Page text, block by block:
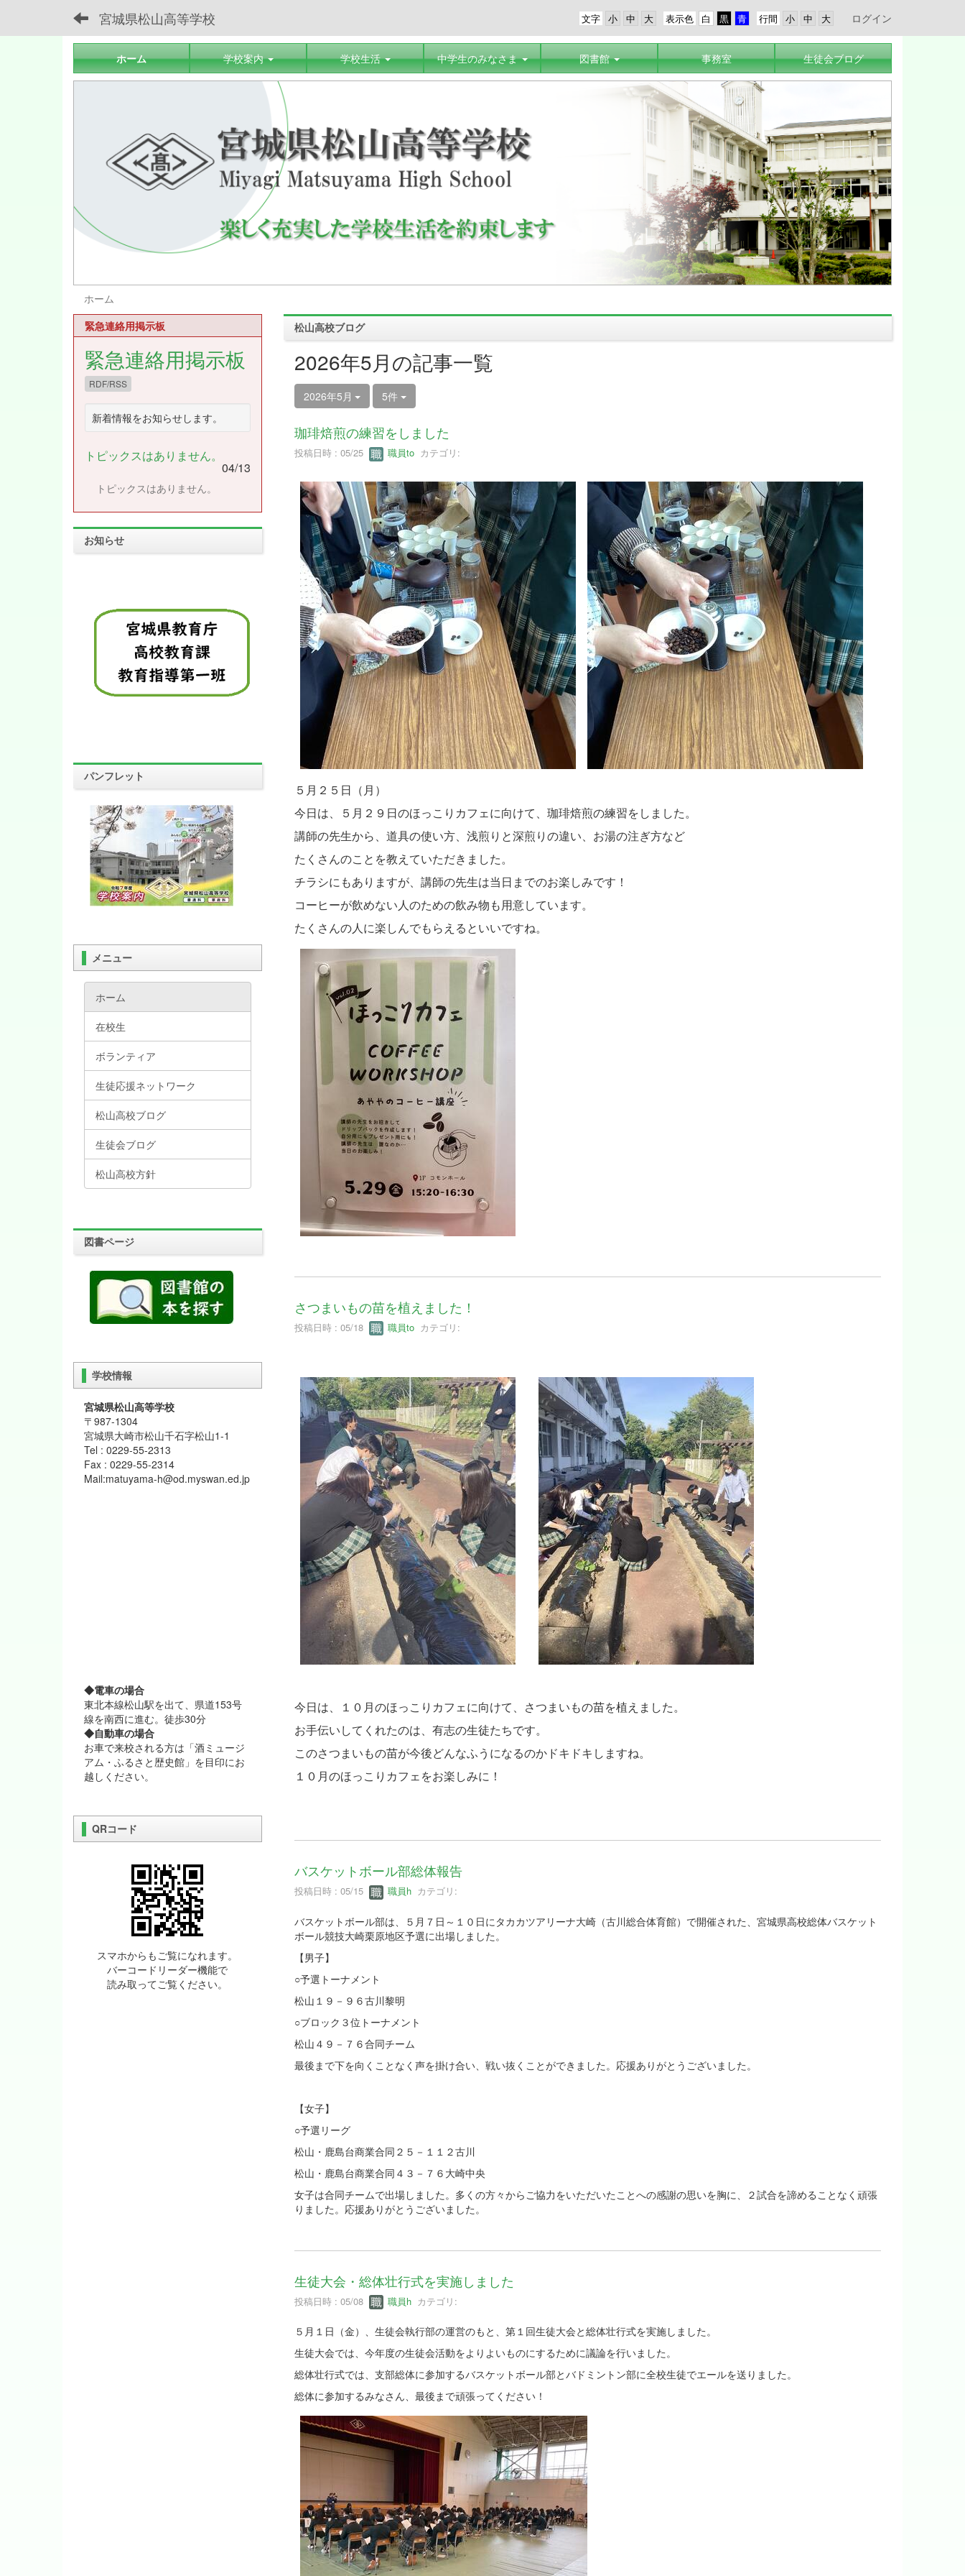
宮城県松山高等学校 行間
表示色
文字 ログイン
ホーム 学校案内 学校生活 中学生のみなさま 図書館 事務室 生徒会ブログ
ホーム
松山高校ブログ
2026年5月の記事一覧
2026年5月 5件
珈琲焙煎の練習をしました
投稿日時 : 05/25 職員toカテゴリ:
５月２５日（月）
今日は、５月２９日のほっこりカフェに向けて、珈琲焙煎の練習をしました。
講師の先生から、道具の使い方、浅煎りと深煎りの違い、お湯の注ぎ方など
たくさんのことを教えていただきました。
チラシにもありますが、講師の先生は当日までのお楽しみです！
コーヒーが飲めない人のための飲み物も用意しています。
たくさんの人に楽しんでもらえるといいですね。
さつまいもの苗を植えました！
投稿日時 : 05/18 職員toカテゴリ:
今日は、１０月のほっこりカフェに向けて、さつまいもの苗を植えました。
お手伝いしてくれたのは、有志の生徒たちです。
このさつまいもの苗が今後どんなふうになるのかドキドキしますね。
１０月のほっこりカフェをお楽しみに！
バスケットボール部総体報告
投稿日時 : 05/15 職員hカテゴリ:
バスケットボール部は、５月７日～１０日にタカカツアリーナ大崎（古川総合体育館）で開催された、宮城県高校総体バスケット
ボール競技大崎栗原地区予選に出場しました。
【男子】
○予選トーナメント
松山１９－９６古川黎明
○ブロック３位トーナメント
松山４９－７６合同チーム
最後まで下を向くことなく声を掛け合い、戦い抜くことができました。応援ありがとうございました。
【女子】
○予選リーグ
松山・鹿島台商業合同２５－１１２古川
松山・鹿島台商業合同４３－７６大崎中央
女子は合同チームで出場しました。多くの方々からご協力をいただいたことへの感謝の思いを胸に、２試合を諦めることなく頑張
りました。応援ありがとうございました。
生徒大会・総体壮行式を実施しました
投稿日時 : 05/08 職員hカテゴリ:
５月１日（金）、生徒会執行部の運営のもと、第１回生徒大会と総体壮行式を実施しました。
生徒大会では、今年度の生徒会活動をよりよいものにするために議論を行いました。
総体壮行式では、支部総体に参加するバスケットボール部とバドミントン部に全校生徒でエールを送りました。
総体に参加するみなさん、最後まで頑張ってください！
緊急連絡用掲示板
緊急連絡用掲示板
RDF/RSS
新着情報をお知らせします。
トピックスはありません。
04/13
トピックスはありません。
お知らせ
パンフレット
メニュー
ホーム
在校生
ボランティア
生徒応援ネットワーク
松山高校ブログ
生徒会ブログ
松山高校方針
図書ページ
学校情報
宮城県松山高等学校
〒987-1304
宮城県大崎市松山千石字松山1-1
Tel : 0229-55-2313
Fax : 0229-55-2314
Mail:matuyama-h@od.myswan.ed.jp
◆電車の場合
東北本線松山駅を出て、県道153号
線を南西に進む。徒歩30分
◆自動車の場合
お車で来校される方は「酒ミュージ
アム・ふるさと歴史館」を目印にお
越しください。
QRコード
スマホからもご覧になれます。
バーコードリーダー機能で
読み取ってご覧ください。